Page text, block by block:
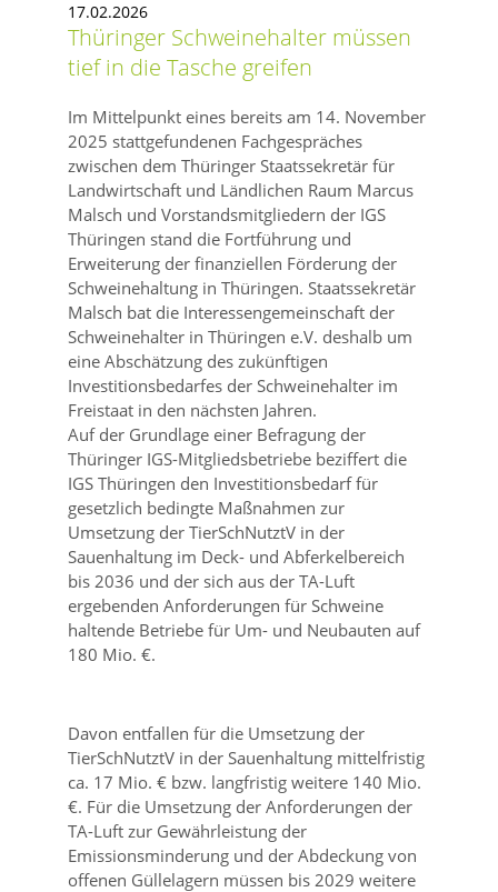
17.02.2026
Thüringer Schweinehalter müssen
tief in die Tasche greifen
Im Mittelpunkt eines bereits am 14. November
2025 stattgefundenen Fachgespräches
zwischen dem Thüringer Staatssekretär für
Landwirtschaft und Ländlichen Raum Marcus
Malsch und Vorstandsmitgliedern der IGS
Thüringen stand die Fortführung und
Erweiterung der finanziellen Förderung der
Schweinehaltung in Thüringen. Staatssekretär
Malsch bat die Interessengemeinschaft der
Schweinehalter in Thüringen e.V. deshalb um
eine Abschätzung des zukünftigen
Investitionsbedarfes der Schweinehalter im
Freistaat in den nächsten Jahren.
Auf der Grundlage einer Befragung der
Thüringer IGS-Mitgliedsbetriebe beziffert die
IGS Thüringen den Investitionsbedarf für
gesetzlich bedingte Maßnahmen zur
Umsetzung der TierSchNutztV in der
Sauenhaltung im Deck- und Abferkelbereich
bis 2036 und der sich aus der TA-Luft
ergebenden Anforderungen für Schweine
haltende Betriebe für Um- und Neubauten auf
180 Mio. €.
Davon entfallen für die Umsetzung der
TierSchNutztV in der Sauenhaltung mittelfristig
ca. 17 Mio. € bzw. langfristig weitere 140 Mio.
€. Für die Umsetzung der Anforderungen der
TA-Luft zur Gewährleistung der
Emissionsminderung und der Abdeckung von
offenen Güllelagern müssen bis 2029 weitere